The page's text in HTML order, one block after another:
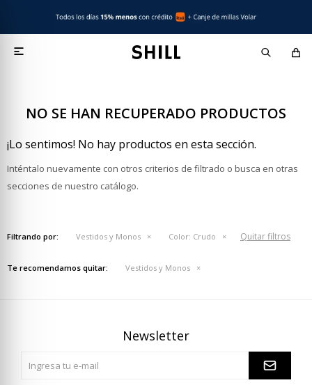

NO SE HAN RECUPERADO PRODUCTOS
¡Lo sentimos! No hay productos en esta sección.
Inténtalo nuevamente con otros criterios de filtrado o busca en otras
secciones de nuestro catálogo.
Filtrando por: Vestidos y Monos Color: Crudo Quitar filtros
Te recomendamos quitar: Vestidos y Monos
Newsletter